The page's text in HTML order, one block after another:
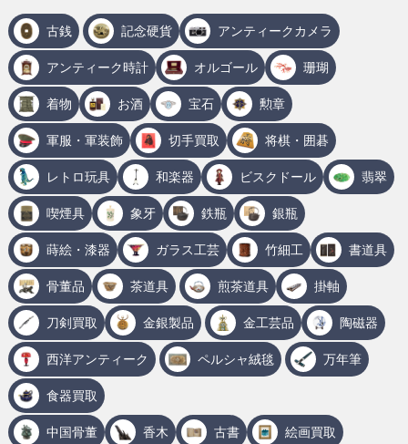
古銭 記念硬貨 アンティークカメラ
アンティーク時計 オルゴール 珊瑚
着物 お酒 宝石 勲章
軍服・軍装飾 切手買取 将棋・囲碁
レトロ玩具 和楽器 ビスクドール 翡翠
喫煙具 象牙 鉄瓶 銀瓶
蒔絵・漆器 ガラス工芸 竹細工 書道具
骨董品 茶道具 煎茶道具 掛軸
刀剣買取 金銀製品 金工芸品 陶磁器
西洋アンティーク ペルシャ絨毯 万年筆
食器買取
中国骨董 香木 古書 絵画買取